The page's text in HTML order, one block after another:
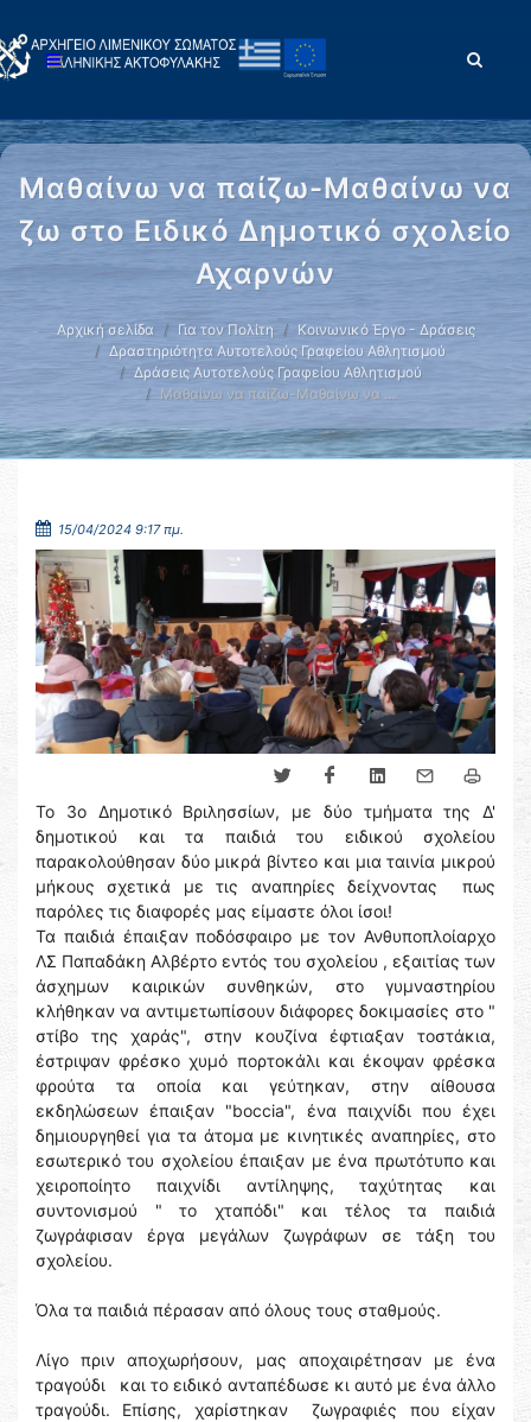
Μαθαίνω να παίζω-Μαθαίνω να
ζω στο Ειδικό Δημοτικό σχολείο
Αχαρνών
Αρχική σελίδα Για τον Πολίτη
Κοινωνικό Έργο - Δράσεις
Δραστηριότητα Αυτοτελούς Γραφείου Αθλητισμού
Δράσεις Αυτοτελούς Γραφείου Αθλητισμού
Μαθαίνω να παίζω-Μαθαίνω να …
15/04/2024 9:17 πμ.
Το 3ο Δημοτικό Βριλησσίων, με δύο τμήματα της Δ'
δημοτικού και τα παιδιά του ειδικού σχολείου
παρακολούθησαν δύο μικρά βίντεο και μια ταινία μικρού
μήκους σχετικά με τις αναπηρίες δείχνοντας πως
παρόλες τις διαφορές μας είμαστε όλοι ίσοι!
Τα παιδιά έπαιξαν ποδόσφαιρο με τον Ανθυποπλοίαρχο
ΛΣ Παπαδάκη Αλβέρτο εντός του σχολείου , εξαιτίας των
άσχημων καιρικών συνθηκών, στο γυμναστηρίου
κλήθηκαν να αντιμετωπίσουν διάφορες δοκιμασίες στο "
στίβο της χαράς", στην κουζίνα έφτιαξαν τοστάκια,
έστριψαν φρέσκο χυμό πορτοκάλι και έκοψαν φρέσκα
φρούτα τα οποία και γεύτηκαν, στην αίθουσα
εκδηλώσεων έπαιξαν "boccia", ένα παιχνίδι που έχει
δημιουργηθεί για τα άτομα με κινητικές αναπηρίες, στο
εσωτερικό του σχολείου έπαιξαν με ένα πρωτότυπο και
χειροποίητο παιχνίδι αντίληψης, ταχύτητας και
συντονισμού " το χταπόδι" και τέλος τα παιδιά
ζωγράφισαν έργα μεγάλων ζωγράφων σε τάξη του
σχολείου.
Όλα τα παιδιά πέρασαν από όλους τους σταθμούς.
Λίγο πριν αποχωρήσουν, μας αποχαιρέτησαν με ένα
τραγούδι και το ειδικό ανταπέδωσε κι αυτό με ένα άλλο
τραγούδι. Επίσης, χαρίστηκαν ζωγραφιές που είχαν